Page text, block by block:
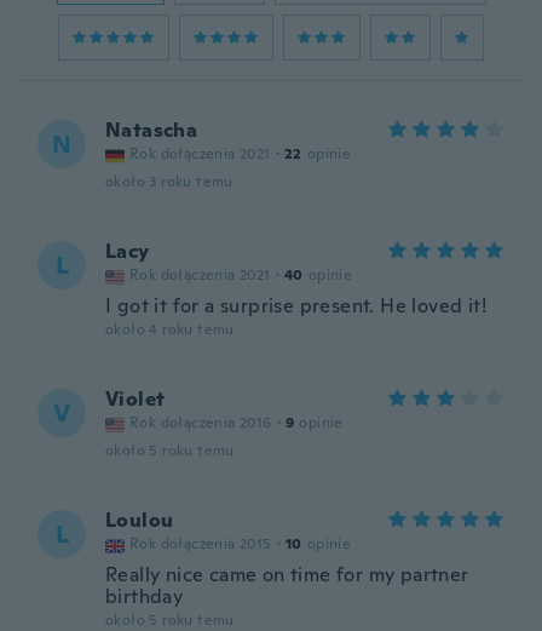
N Natascha
Rok dołączenia 2021 · 22 opinie
około 3 roku temu
L Lacy
Rok dołączenia 2021 · 40 opinie
I got it for a surprise present. He loved it!
około 4 roku temu
V Violet
Rok dołączenia 2016 · 9 opinie
około 5 roku temu
L Loulou
Rok dołączenia 2015 · 10 opinie
Really nice came on time for my partner
birthday
około 5 roku temu